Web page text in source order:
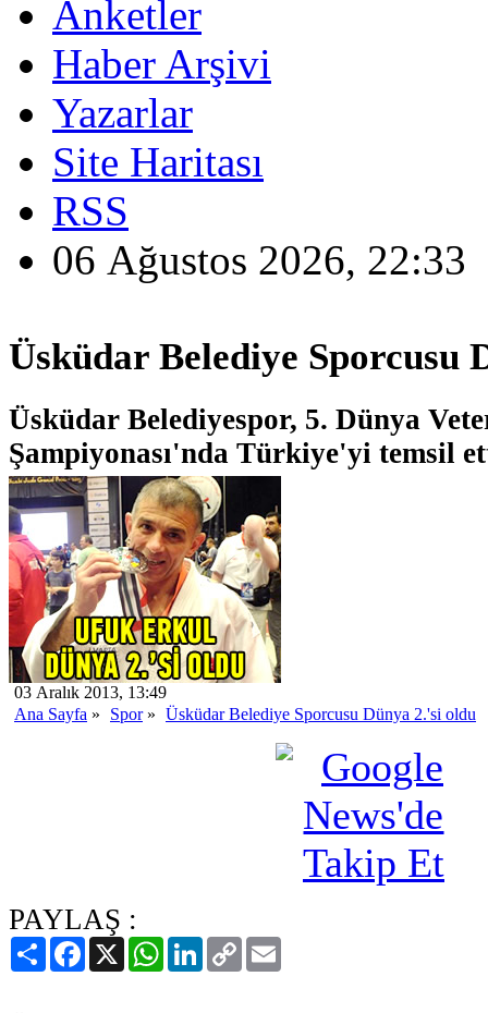
Anketler
Haber Arşivi
Yazarlar
Site Haritası
RSS
06 Ağustos 2026, 22:33
Üsküdar Belediye Sporcusu
Üsküdar Belediyespor, 5. Dünya
Şampiyonası'nda Türkiye'yi temsil
03 Aralık 2013, 13:49
Ana Sayfa » Spor» Üsküdar Belediye Sporcusu Dünya 2.'si oldu
PAYLAŞ :
PaylaşFacebook
X WhatsAppLinkedIn
Copy
Link